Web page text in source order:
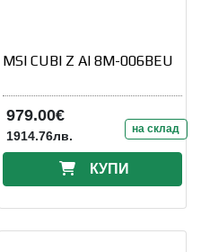
MSI CUBI Z AI 8M-006BEU
979.00€
1914.76лв. на склад
КУПИ